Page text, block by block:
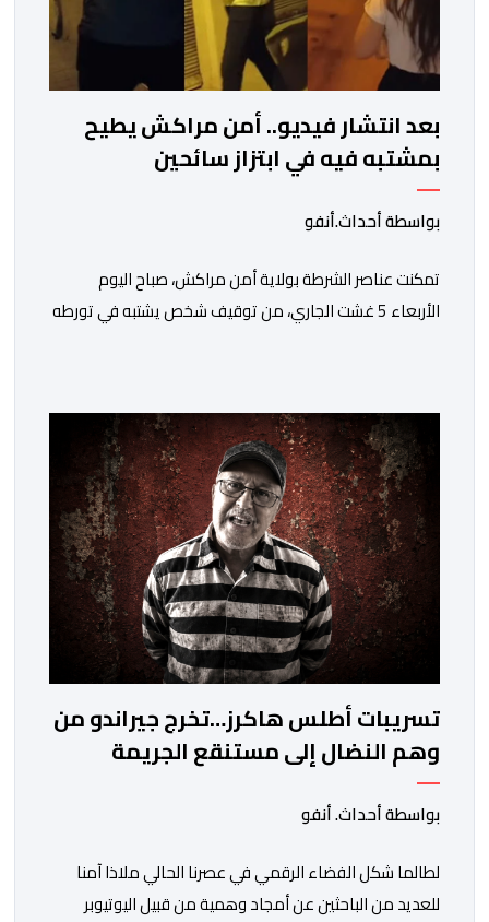
بعد انتشار فيديو.. أمن مراكش يطيح
بمشتبه فيه في ابتزاز سائحين
بواسطة أحداث.أنفو
تمكنت عناصر الشرطة بولاية أمن مراكش، صباح اليوم
الأربعاء 5 غشت الجاري، من توقيف شخص يشتبه في تورطه
بالمدينة العتيقة بمراكش، وطالبهما بمبلغ مالي غير مستحق
بدعوى ممارسة نشاط مرتبط بالإرشاد السياحي بدون رخصة،
وهي الأفعال الإجرامية التي […]
تسريبات أطلس هاكرز…تخرج جيراندو من
وهم النضال إلى مستنقع الجريمة
المنظمة
بواسطة أحداث. أنفو
لطالما شكل الفضاء الرقمي في عصرنا الحالي ملاذا آمنا
للعديد من الباحثين عن أمجاد وهمية من قبيل اليوتيوبر